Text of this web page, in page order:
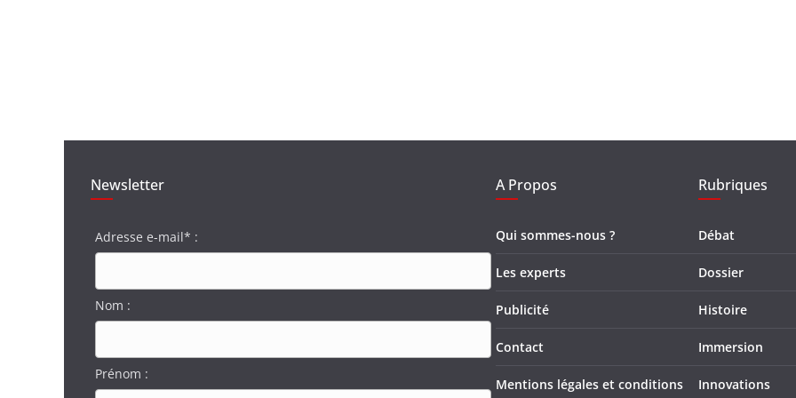
Newsletter
Adresse e-mail* :
Nom :
Prénom :
A Propos
Qui sommes-nous ?
Les experts
Publicité
Contact
Mentions légales et conditions
Rubriques
Débat
Dossier
Histoire
Immersion
Innovations